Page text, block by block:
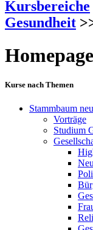
Kursbereiche
Gesundheit
Kurse nach Themen
Stammbaum neu
Vorträge
Studium